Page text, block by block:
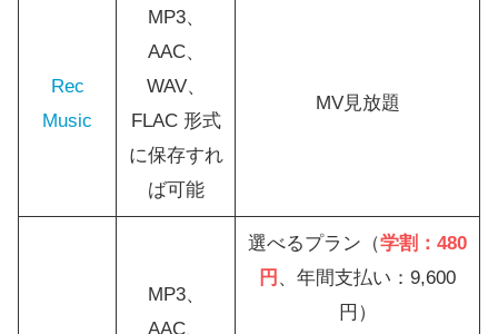
Rec
Music
MP3、
AAC、
WAV、
FLAC 形式
に保存すれ
ば可能
MV見放題
MP3、
AAC、
選べるプラン（学割：480
円 、年間支払い：9,600
円）